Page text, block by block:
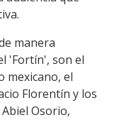
manera
'Fortín', son el
mexicano, el
Florentín y los
Osorio,